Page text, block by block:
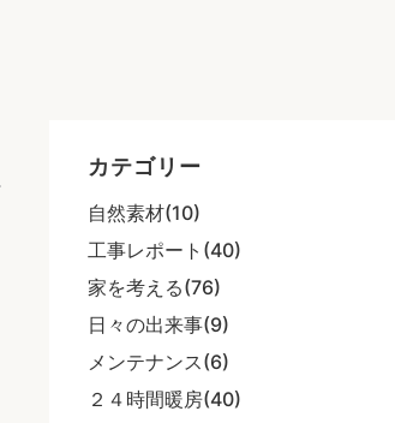
カテゴリー
自然素材(10)
工事レポート(40)
家を考える(76)
日々の出来事(9)
メンテナンス(6)
２４時間暖房(40)